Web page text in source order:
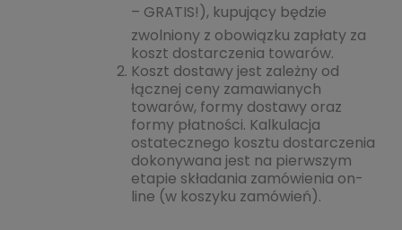
– GRATIS!), kupujący będzie
zwolniony z obowiązku zapłaty za
koszt dostarczenia towarów.
Koszt dostawy jest zależny od
łącznej ceny zamawianych
towarów, formy dostawy oraz
formy płatności. Kalkulacja
ostatecznego kosztu dostarczenia
dokonywana jest na pierwszym
etapie składania zamówienia on-
line (w koszyku zamówień).